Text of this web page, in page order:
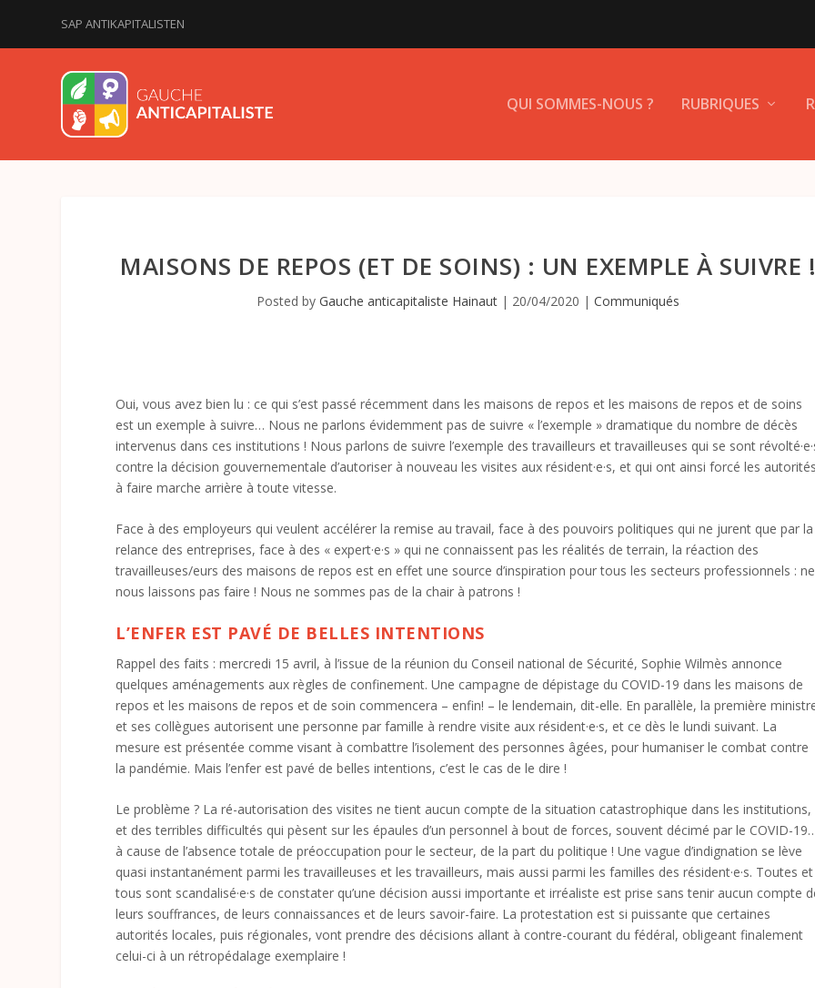
SAP ANTIKAPITALISTEN
QUI SOMMES-NOUS ? RUBRIQUES
MAISONS DE REPOS (ET DE SOINS) : UN EXEMPLE À SUIVRE
Posted byGauche anticapitaliste Hainaut | 20/04/2020 |Communiqués
Oui, vous avez bien lu : ce qui s’est passé récemment dans les maisons de repos et les maisons de repos et de soins
est un exemple à suivre… Nous ne parlons évidemment pas de suivre « l’exemple » dramatique du nombre de décès
intervenus dans ces institutions ! Nous parlons de suivre l’exemple des travailleurs et travailleuses qui se sont
contre la décision gouvernementale d’autoriser à nouveau les visites aux résident·e·s, et qui ont ainsi forcé les
à faire marche arrière à toute vitesse.
Face à des employeurs qui veulent accélérer la remise au travail, face à des pouvoirs politiques qui ne jurent que par la
relance des entreprises, face à des « expert·e·s » qui ne connaissent pas les réalités de terrain, la réaction des
travailleuses/eurs des maisons de repos est en effet une source d’inspiration pour tous les secteurs professionnels : ne
nous laissons pas faire ! Nous ne sommes pas de la chair à patrons !
L’ENFER EST PAVÉ DE BELLES INTENTIONS
Rappel des faits : mercredi 15 avril, à l’issue de la réunion du Conseil national de Sécurité, Sophie Wilmès annonce
quelques aménagements aux règles de confinement. Une campagne de dépistage du COVID-19 dans les maisons de
repos et les maisons de repos et de soin commencera – enfin! – le lendemain, dit-elle. En parallèle, la première
et ses collègues autorisent une personne par famille à rendre visite aux résident·e·s, et ce dès le lundi suivant. La
mesure est présentée comme visant à combattre l’isolement des personnes âgées, pour humaniser le combat contre
la pandémie. Mais l’enfer est pavé de belles intentions, c’est le cas de le dire !
Le problème ? La ré-autorisation des visites ne tient aucun compte de la situation catastrophique dans les institutions,
et des terribles difficultés qui pèsent sur les épaules d’un personnel à bout de forces, souvent décimé par le COVID-
à cause de l’absence totale de préoccupation pour le secteur, de la part du politique ! Une vague d’indignation se lève
quasi instantanément parmi les travailleuses et les travailleurs, mais aussi parmi les familles des résident·e·s. Toutes et
tous sont scandalisé·e·s de constater qu’une décision aussi importante et irréaliste est prise sans tenir aucun compte
leurs souffrances, de leurs connaissances et de leurs savoir-faire. La protestation est si puissante que certaines
autorités locales, puis régionales, vont prendre des décisions allant à contre-courant du fédéral, obligeant finalement
celui-ci à un rétropédalage exemplaire !